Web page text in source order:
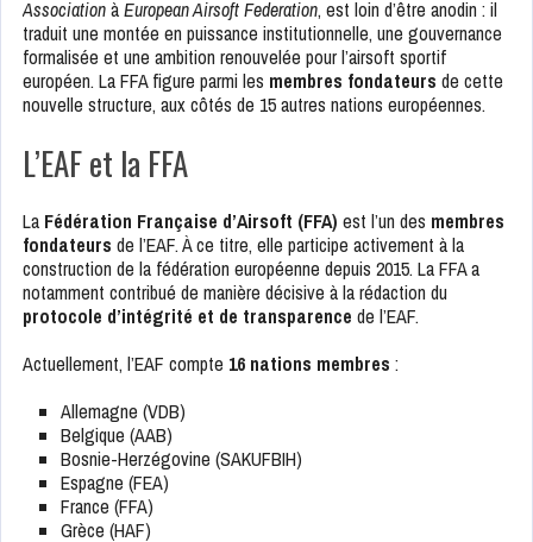
AssociationàEuropean Airsoft Federation, est loin d’être anodin : il
traduit une montée en puissance institutionnelle, une gouvernance
formalisée et une ambition renouvelée pour l’airsoft sportif
européen. La FFA figure parmi les membres fondateurs de cette
nouvelle structure, aux côtés de 15 autres nations européennes.
L’EAF et la FFA
La Fédération Française d’Airsoft (FFA) est l’un des membres
fondateurs de l’EAF. À ce titre, elle participe activement à la
construction de la fédération européenne depuis 2015. La FFA a
notamment contribué de manière décisive à la rédaction du
protocole d’intégrité et de transparence de l’EAF.
Actuellement, l’EAF compte 16 nations membres :
Allemagne (VDB)
Belgique (AAB)
Bosnie-Herzégovine (SAKUFBIH)
Espagne (FEA)
France (FFA)
Grèce (HAF)